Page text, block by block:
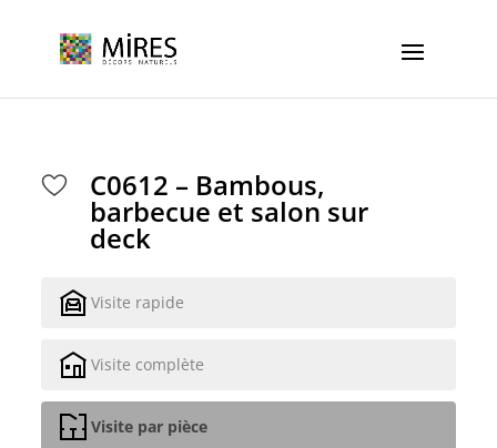
C0612 – Bambous,
barbecue et salon sur
deck
Visite rapide
Visite complète
Visite par pièce